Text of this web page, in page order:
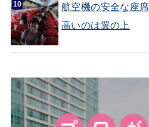
航空機の安全な座
高いのは翼の上